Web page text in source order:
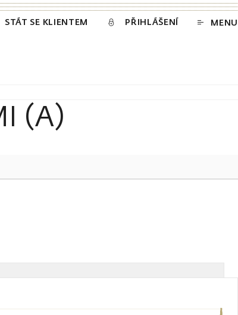
STÁT SE KLIENTEM PŘIHLÁŠENÍ MENU
(A)